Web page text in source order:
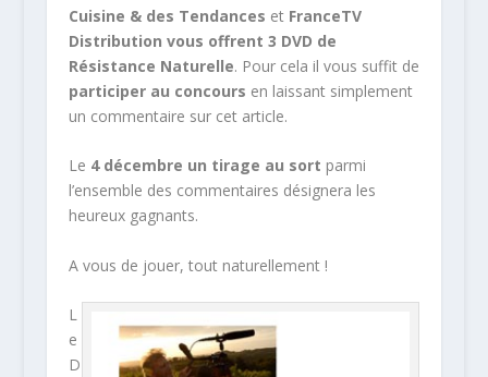
Cuisine & des Tendances et FranceTV
Distribution vous offrent 3 DVD de
Résistance Naturelle. Pour cela il vous suffit de
participer au concours en laissant simplement
un commentaire sur cet article.
Le 4 décembre un tirage au sort parmi
l’ensemble des commentaires désignera les
heureux gagnants.
A vous de jouer, tout naturellement !
L
e
D